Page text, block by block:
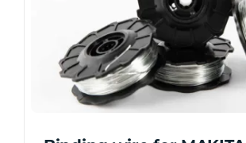
be
chosen
on
the
product